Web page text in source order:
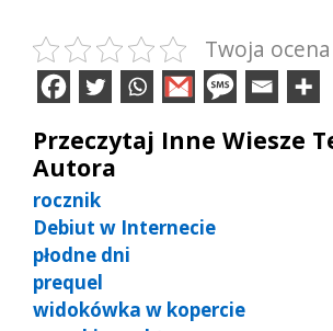
Twoja ocena
Przeczytaj Inne Wiesze
Autora
rocznik
Debiut w Internecie
płodne dni
prequel
widokówka w kopercie